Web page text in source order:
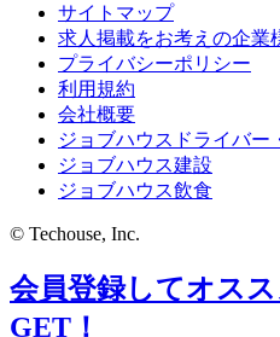
サイトマップ
求人掲載をお考えの企業
プライバシーポリシー
利用規約
会社概要
ジョブハウスドライバー
ジョブハウス建設
ジョブハウス飲食
© Techouse, Inc.
会員登録してオス
GET！